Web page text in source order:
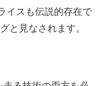
イスも伝説的存在で
と見なされます。